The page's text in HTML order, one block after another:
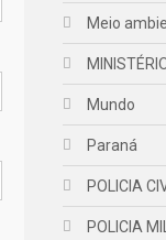
Meio
Mundo
Paraná
POLICIA
POLICIA